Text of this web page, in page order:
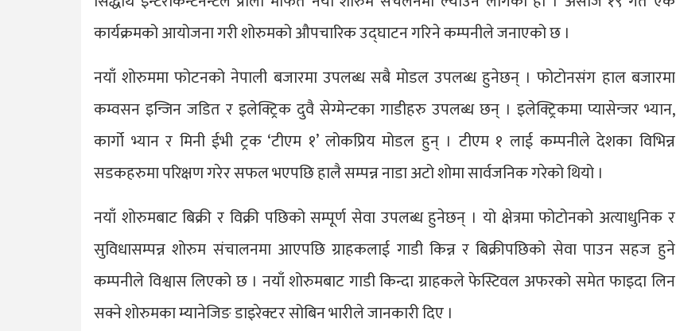
कार्यक्रमको आयोजना गरी शोरुमको औपचारिक उद्घाटन गरिने कम्पनीले जनाएको छ ।
नयाँ शोरुममा फोटनको नेपाली बजारमा उपलब्ध सबै मोडल उपलब्ध हुनेछन् । फोटोनसंग हाल बजारमा
कम्वसन इन्जिन जडित र इलेक्ट्रिक दुवै सेग्मेन्टका गाडीहरु उपलब्ध छन् । इलेक्ट्रिकमा प्यासेन्जर भ्यान,
कार्गो भ्यान र मिनी ईभी ट्रक ‘टीएम १’ लोकप्रिय मोडल हुन् । टीएम १ लाई कम्पनीले देशका विभिन्न
सडकहरुमा परिक्षण गरेर सफल भएपछि हालै सम्पन्न नाडा अटो शोमा सार्वजनिक गरेको थियो ।
नयाँ शोरुमबाट बिक्री र विक्री पछिको सम्पूर्ण सेवा उपलब्ध हुनेछन् । यो क्षेत्रमा फोटोनको अत्याधुनिक र
सुविधासम्पन्न शोरुम संचालनमा आएपछि ग्राहकलाई गाडी किन्न र बिक्रीपछिको सेवा पाउन सहज हुने
कम्पनीले विश्वास लिएको छ । नयाँ शोरुमबाट गाडी किन्दा ग्राहकले फेस्टिवल अफरको समेत फाइदा लिन
सक्ने शोरुमका म्यानेजिङ डाइरेक्टर सोबिन भारीले जानकारी दिए ।